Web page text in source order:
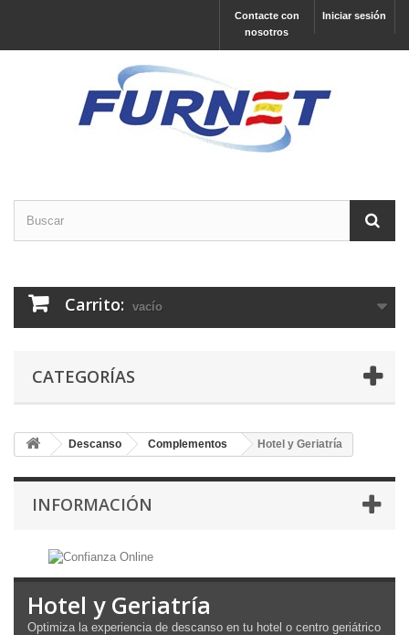
Iniciar sesión
Contacte con
nosotros
Carrito: vacío
CATEGORÍAS
Descanso Complementos Hotel y Geriatría
INFORMACIÓN
Hotel y Geriatría
Optimiza la experiencia de descanso en tu hotel o centro geriátrico